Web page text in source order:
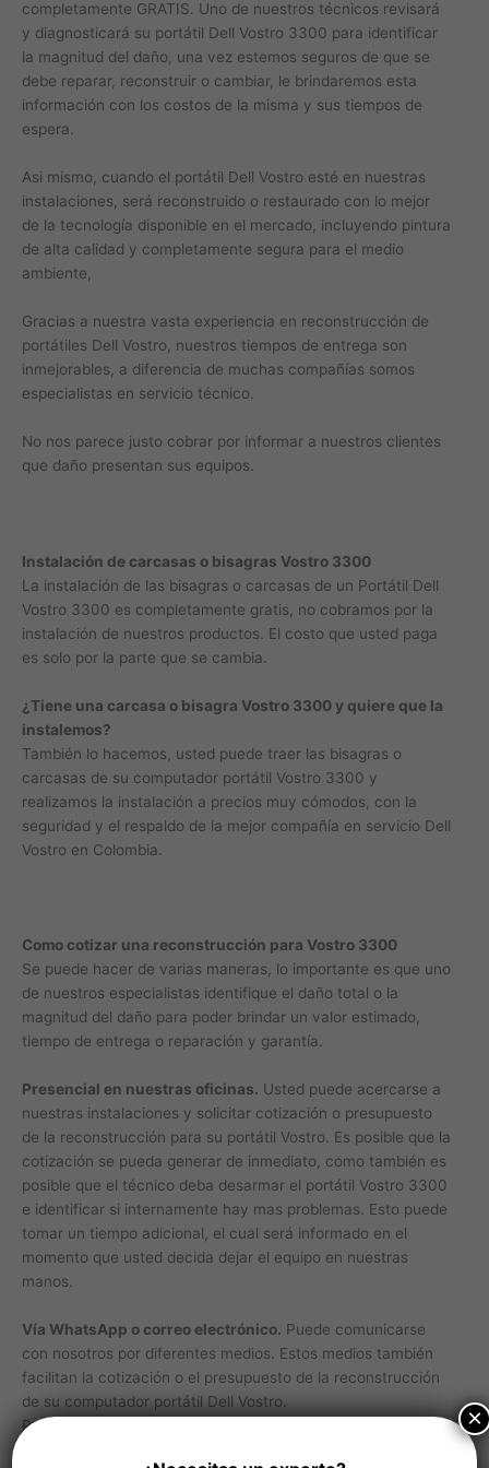
completamente GRATIS. Uno de nuestros técnicos revisará
y diagnosticará su portátil Dell Vostro 3300 para identificar
la magnitud del daño, una vez estemos seguros de que se
debe reparar, reconstruir o cambiar, le brindaremos esta
información con los costos de la misma y sus tiempos de
espera.
Asi mismo, cuando el portátil Dell Vostro esté en nuestras
instalaciones, será reconstruido o restaurado con lo mejor
de la tecnología disponible en el mercado, incluyendo pintura
de alta calidad y completamente segura para el medio
ambiente,
Gracias a nuestra vasta experiencia en reconstrucción de
portátiles Dell Vostro, nuestros tiempos de entrega son
inmejorables, a diferencia de muchas compañías somos
especialistas en servicio técnico.
No nos parece justo cobrar por informar a nuestros clientes
que daño presentan sus equipos.
Instalación de carcasas o bisagras Vostro 3300
La instalación de las bisagras o carcasas de un Portátil Dell
Vostro 3300 es completamente gratis, no cobramos por la
instalación de nuestros productos. El costo que usted paga
es solo por la parte que se cambia.
¿Tiene una carcasa o bisagra Vostro 3300 y quiere que la
instalemos?
También lo hacemos, usted puede traer las bisagras o
carcasas de su computador portátil Vostro 3300 y
realizamos la instalación a precios muy cómodos, con la
seguridad y el respaldo de la mejor compañía en servicio Dell
Vostro en Colombia.
Como cotizar una reconstrucción para Vostro 3300
Se puede hacer de varias maneras, lo importante es que uno
de nuestros especialistas identifique el daño total o la
magnitud del daño para poder brindar un valor estimado,
tiempo de entrega o reparación y garantía.
Presencial en nuestras oficinas. Usted puede acercarse a
nuestras instalaciones y solicitar cotización o presupuesto
de la reconstrucción para su portátil Vostro. Es posible que la
cotización se pueda generar de inmediato, como también es
posible que el técnico deba desarmar el portátil Vostro 3300
e identificar si internamente hay mas problemas. Esto puede
tomar un tiempo adicional, el cual será informado en el
momento que usted decida dejar el equipo en nuestras
manos.
Vía WhatsApp o correo electrónico. Puede comunicarse
con nosotros por diferentes medios. Estos medios también
facilitan la cotización o el presupuesto de la reconstrucción
de su computador portátil Dell Vostro.
Puede enviarnos imágenes claras en donde se evidencie el
×